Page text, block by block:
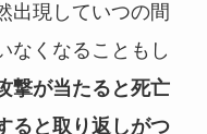
出現していつの間
なくなることもし
撃が当たると死亡
ると取り返しがつ